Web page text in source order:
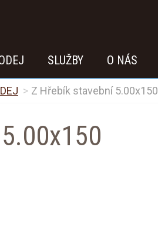
SLUŽBY O NÁS
Z Hřebík stavební 5.00x150